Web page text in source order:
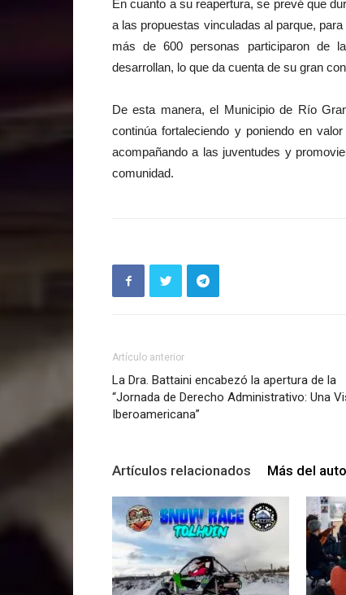
En cuanto a su reapertura, se prevé que
a las propuestas vinculadas al parque,
más de 600 personas participaron de
desarrollan, lo que da cuenta de su gran
De esta manera, el Municipio de Río
continúa fortaleciendo y poniendo en
acompañando a las juventudes y
comunidad.
Artículo anterior
La Dra. Battaini encabezó la apertura de la
“Jornada de Derecho Administrativo: Una
Iberoamericana”
Artículos relacionados Más del